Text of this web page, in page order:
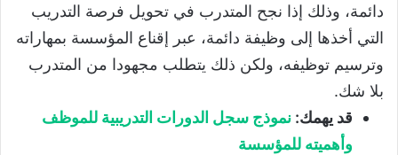
دائمة، وذلك إذا نجح المتدرب في تحويل فرصة التدريب
التي أخذها إلى وظيفة دائمة، عبر إقناع المؤسسة بمهاراته
وترسيم توظيفه، ولكن ذلك يتطلب مجهودا من المتدرب
بلا شك.
قد يهمك: نموذج سجل الدورات التدريبية للموظف
وأهميته للمؤسسة